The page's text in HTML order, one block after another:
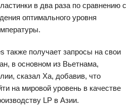
в два раза по сравнению с
оптимального уровня
также получает запросы на свои
в основном из Вьетнама,
сказал Ха, добавив, что
на мировой уровень в качестве
LP в Азии.